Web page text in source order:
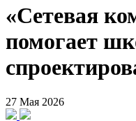
«Сетевая
помогает
27 Мая 2026